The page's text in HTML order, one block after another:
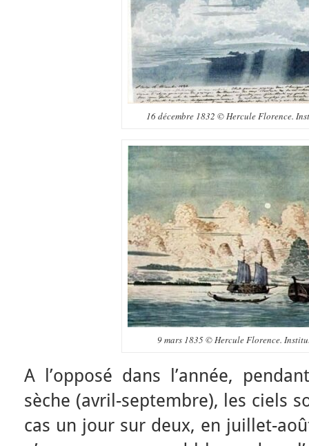
16 décembre 1832 © Hercule Florence.
9 mars 1835 © Hercule Florence.
A l’opposé dans l’année,
sèche (avril-septembre), les ciels
cas un jour sur deux, en juillet-